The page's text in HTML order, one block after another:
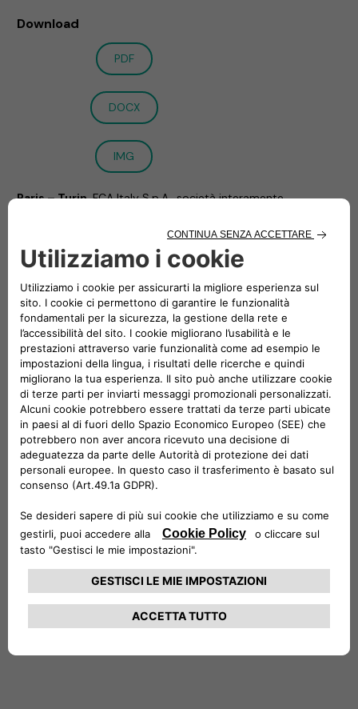
Download
PDF
DOCX
IMG
Paris – Turin, FCA Italy S.p.A., società interamente
annunciano la firma dell’intera serie di accordi, incluso
l’accordo di investimento e patto parasociale1
una Joint Venture nel settore della mobilità elettrica. Gli
accordi sono stati siglati a seguito del Memorandum d’Intesa
annunciato il 12 novembre 2020.
La Joint Venture offrirà un pacchetto completo di servizi e
soluzioni innovative, come infrastrutture di ricarica
residenziali, aziendali e pubbliche, oltre ad abbonamenti di
ricarica di energia e tecnologie di tipo Vehicle-to-Grid, con
l’obiettivo di rendere l’accesso alla mobilità elettrica facile e
conveniente per tutti.
Il completamento della transazione è previsto per i prossimi
mesi, una volta soddisfatte le condizioni sospensive di
***
Sulla base della struttura di governance concordata, ci si
attende che ENGIE EPS consoliderà pienamente la nuova
entità